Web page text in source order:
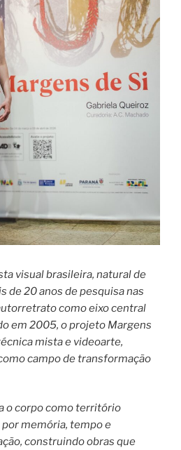
visual brasileira, natural de
de 20 anos de pesquisa nas
como eixo central
em 2005, o projeto Margens
mista e videoarte,
campo de transformação
o corpo como território
memória, tempo e
construindo obras que